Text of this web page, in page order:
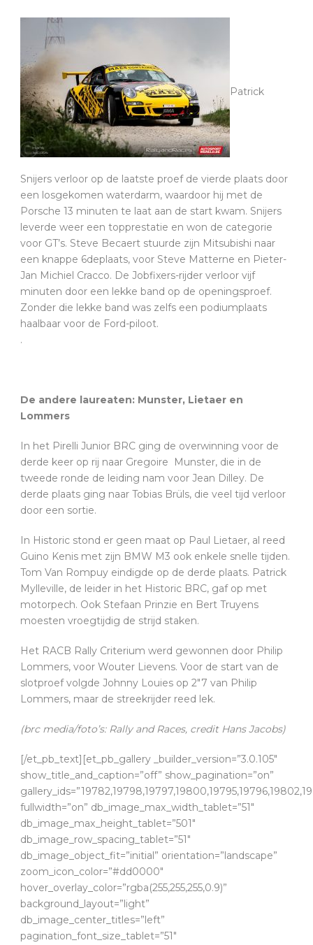
Patrick
Snijers verloor op de laatste proef de vierde plaats door
een losgekomen waterdarm, waardoor hij met de
Porsche 13 minuten te laat aan de start kwam. Snijers
leverde weer een topprestatie en won de categorie
voor GT’s. Steve Becaert stuurde zijn Mitsubishi naar
een knappe 6deplaats, voor Steve Matterne en Pieter-
Jan Michiel Cracco. De Jobfixers-rijder verloor vijf
minuten door een lekke band op de openingsproef.
Zonder die lekke band was zelfs een podiumplaats
haalbaar voor de Ford-piloot.
.
De andere laureaten: Munster, Lietaer en
Lommers
In het Pirelli Junior BRC ging de overwinning voor de
derde keer op rij naar Gregoire Munster, die in de
tweede ronde de leiding nam voor Jean Dilley. De
derde plaats ging naar Tobias Brüls, die veel tijd verloor
door een sortie.
In Historic stond er geen maat op Paul Lietaer, al reed
Guino Kenis met zijn BMW M3 ook enkele snelle tijden.
Tom Van Rompuy eindigde op de derde plaats. Patrick
Mylleville, de leider in het Historic BRC, gaf op met
motorpech. Ook Stefaan Prinzie en Bert Truyens
moesten vroegtijdig de strijd staken.
Het RACB Rally Criterium werd gewonnen door Philip
Lommers, voor Wouter Lievens. Voor de start van de
slotproef volgde Johnny Louies op 2″7 van Philip
Lommers, maar de streekrijder reed lek.
(brc media/foto’s: Rally and Races, credit Hans Jacobs)
[/et_pb_text][et_pb_gallery _builder_version=”3.0.105″
show_title_and_caption=”off” show_pagination=”on”
fullwidth=”on” db_image_max_width_tablet=”51″
db_image_max_height_tablet=”501″
db_image_row_spacing_tablet=”51″
db_image_object_fit=”initial” orientation=”landscape”
zoom_icon_color=”#dd0000″
hover_overlay_color=”rgba(255,255,255,0.9)”
background_layout=”light”
db_image_center_titles=”left”
pagination_font_size_tablet=”51″